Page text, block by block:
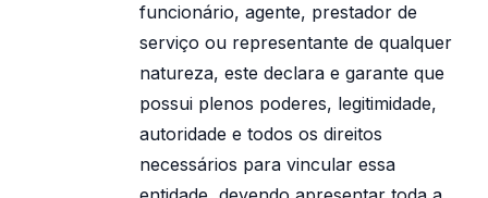
funcionário, agente, prestador de
serviço ou representante de qualquer
natureza, este declara e garante que
possui plenos poderes, legitimidade,
autoridade e todos os direitos
necessários para vincular essa